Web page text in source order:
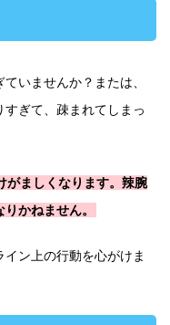
いませんか？または、
ぎて、疎まれてしまっ
がましくなります。辣腕
かねません。
ン上の行動を心がけま